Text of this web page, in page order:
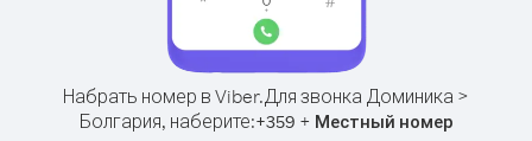
Набрать номер в Viber.Для звонка Доминика >
Болгария, наберите:+359 + Местный номер